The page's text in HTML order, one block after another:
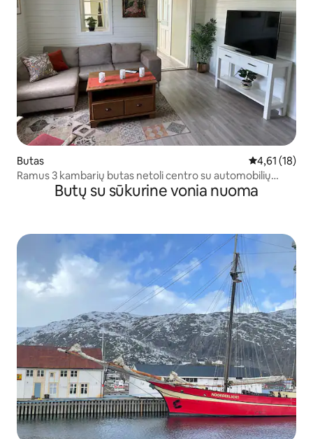
Butas Vidutinis
4,61 (18)
Ramus 3 kambarių butas netoli centro su automobilių
stovėjimo aikštele
Butų su sūkurine vonia nuoma